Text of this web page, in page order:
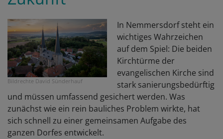
Bildrechte David Sünderhauf
In Nemmersdorf steht ein
wichtiges Wahrzeichen
auf dem Spiel: Die beiden
Kirchtürme der
evangelischen Kirche sind
stark sanierungsbedürftig
und müssen umfassend gesichert werden. Was
zunächst wie ein rein bauliches Problem wirkte, hat
sich schnell zu einer gemeinsamen Aufgabe des
ganzen Dorfes entwickelt.